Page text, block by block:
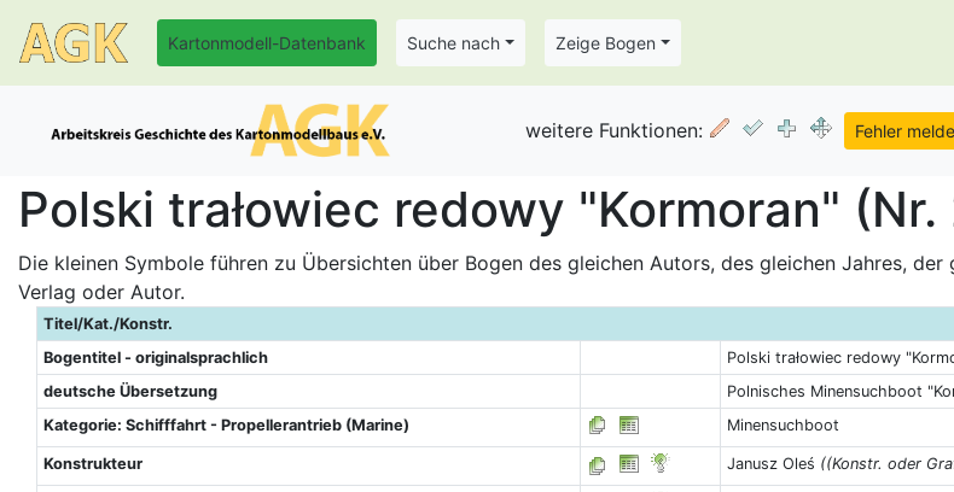
Kartonmodell-Datenbank Suche nach Zeige Bogen
weitere Funktionen:
Polski trałowiec redowy "Kormoran" (Nr.
Die kleinen Symbole führen zu Übersichten über Bogen des gleichen Autors, des gleichen Jahres,
Verlag oder Autor.
Titel/Kat./Konstr.
Bogentitel - originalsprachlich
Polski trałowiec redowy
deutsche Übersetzung
Polnisches Minensuchboot
Kategorie: Schifffahrt - Propellerantrieb (Marine)
Minensuchboot
Konstrukteur Janusz Oleś ((Konstr. oder